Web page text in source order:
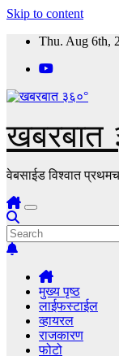
Skip to content
Thu. Aug 6th,
खबरबात
वेबसाईड विश्वात प्रथमच
मुख्य पृष्ठ
लाईफस्टाईल
व्हायरल
राजकारण
फोटो